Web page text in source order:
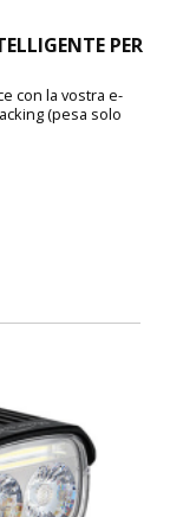
PER
con la vostra e-
(pesa solo